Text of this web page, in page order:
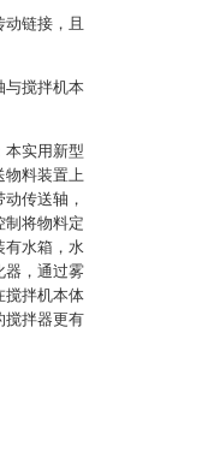
链接，且
与搅拌机本
本实用新型
物料装置上
传送轴，
制将物料定
有水箱，水
器，通过雾
搅拌机本体
搅拌器更有